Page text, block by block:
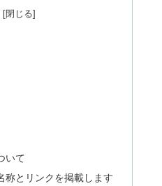
いて
称とリンクを掲載します